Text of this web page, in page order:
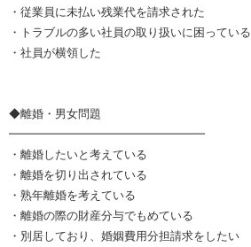
・従業員に未払い残業代を請求された
・トラブルの多い社員の取り扱いに困っている
・社員が横領した
◆離婚・男女問題
━━━━━━━━━━━━━━━━━
・離婚したいと考えている
・離婚を切り出されている
・熟年離婚を考えている
・離婚の際の財産分与でもめている
・別居しており、婚姻費用分担請求をしたい